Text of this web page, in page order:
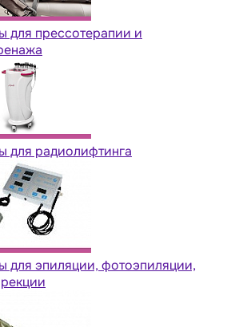
для прессотерапии и
для радиолифтинга
для эпиляции, фотоэпиляции,